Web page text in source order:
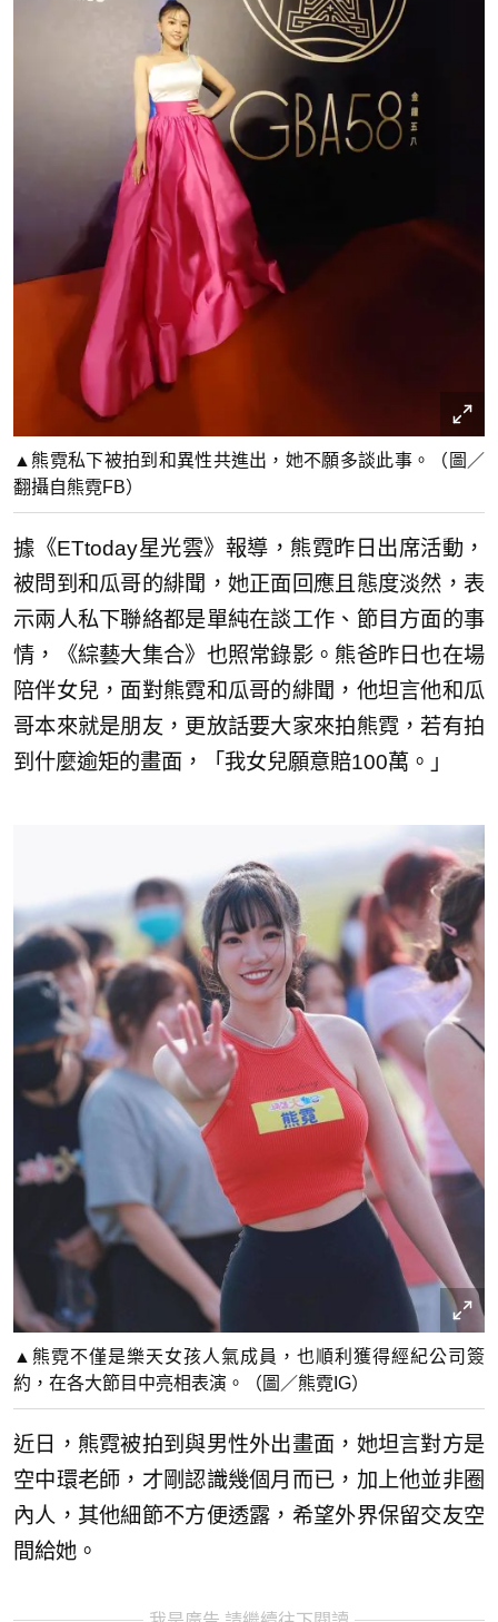
▲熊霓私下被拍到和異性共進出，她不願多談此事。（圖／
翻攝自熊霓FB）
據《ETtoday星光雲》報導，熊霓昨日出席活動，
被問到和瓜哥的緋聞，她正面回應且態度淡然，表
示兩人私下聯絡都是單純在談工作、節目方面的事
情，《綜藝大集合》也照常錄影。熊爸昨日也在場
陪伴女兒，面對熊霓和瓜哥的緋聞，他坦言他和瓜
哥本來就是朋友，更放話要大家來拍熊霓，若有拍
到什麼逾矩的畫面，「我女兒願意賠100萬。」
▲熊霓不僅是樂天女孩人氣成員，也順利獲得經紀公司簽
約，在各大節目中亮相表演。（圖／熊霓IG）
近日，熊霓被拍到與男性外出畫面，她坦言對方是
空中環老師，才剛認識幾個月而已，加上他並非圈
內人，其他細節不方便透露，希望外界保留交友空
間給她。